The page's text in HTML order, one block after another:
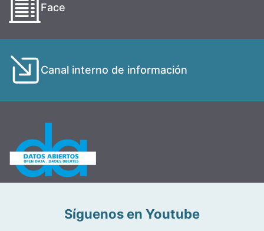
Face
Canal interno de información
Síguenos en Youtube